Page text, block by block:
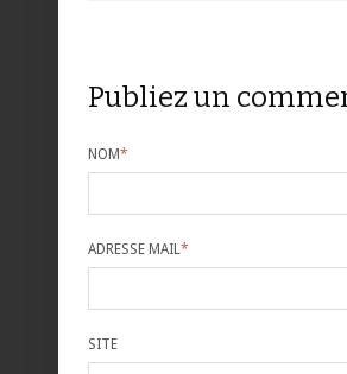
Publiez un
NOM*
ADRESSE MAIL*
SITE